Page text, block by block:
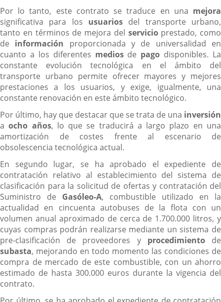
Por lo tanto, este contrato se traduce en una mejora
significativa para los usuarios del transporte urbano,
tanto en términos de mejora del servicioprestado, como
de información proporcionada y de universalidad en
cuanto a los diferentes mediosde pago disponibles. La
constante evolución tecnológica en el ámbito del
transporte urbano permite ofrecer mayores y mejores
prestaciones a los usuarios, y exige, igualmente, una
constante renovación en este ámbito tecnológico.
Por último, hay que destacar que se trata de una inversión
aocho años, lo que se traducirá a largo plazo en una
amortización de costes frente al escenario de
obsolescencia tecnológica actual.
En segundo lugar, se ha aprobado el expediente de
contratación relativo al establecimiento del sistema de
clasificación para la solicitud de ofertas y contratación del
Suministro de Gasóleo-A, combustible utilizado en la
actualidad en cincuenta autobuses de la flota con un
volumen anual aproximado de cerca de 1.700.000 litros, y
cuyas compras podrán realizarse mediante un sistema de
pre-clasificación de proveedores y procedimientode
subasta, mejorando en todo momento las condiciones de
compra de mercado de este combustible, con un ahorro
estimado de hasta 300.000 euros durante la vigencia del
contrato.